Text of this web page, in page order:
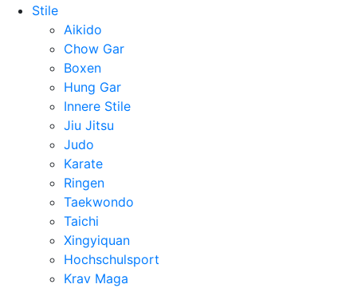
Stile
Aikido
Chow Gar
Boxen
Hung Gar
Innere Stile
Jiu Jitsu
Judo
Karate
Ringen
Taekwondo
Taichi
Xingyiquan
Hochschulsport
Krav Maga